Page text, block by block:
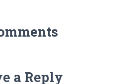
a Reply